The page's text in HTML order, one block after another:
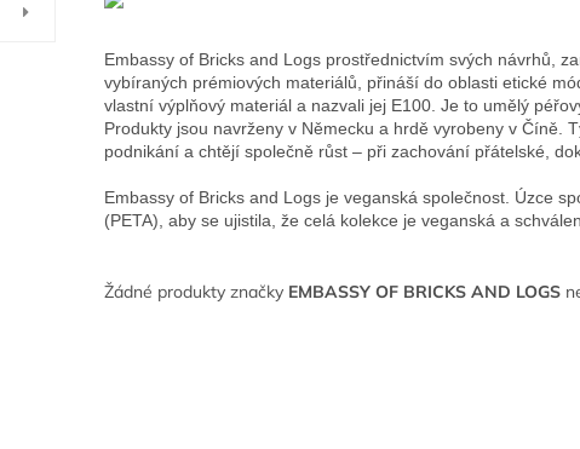
Embassy of Bricks and Logs prostřednictvím svých návrhů,
vybíraných prémiových materiálů, přináší do oblasti etické
vlastní výplňový materiál a nazvali jej E100. Je to umělý
Produkty jsou navrženy v Německu a hrdě vyrobeny v Číně.
podnikání a chtějí společně růst – při zachování přátelské,
Embassy of Bricks and Logs je veganská společnost. Úzce
(PETA), aby se ujistila, že celá kolekce je veganská a
Žádné produkty značky EMBASSY OF BRICKS AND LOGS